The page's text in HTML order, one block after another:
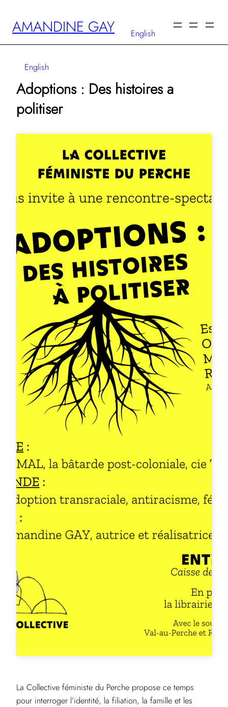
contenu
AMANDINE GAY English
English
Adoptions : Des histoires a
politiser
La Collective féministe du Perche propose ce temps
pour interroger l’identité, la filiation, la famille et les